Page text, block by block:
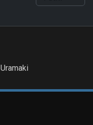
Uramaki